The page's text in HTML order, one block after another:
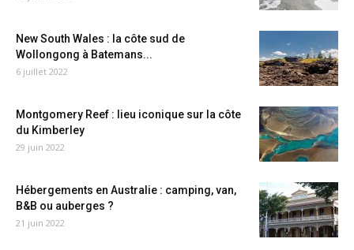
New South Wales : la côte sud de
Wollongong à Batemans...
6 juillet 2022
Montgomery Reef : lieu iconique sur la côte
du Kimberley
29 juin 2022
Hébergements en Australie : camping, van,
B&B ou auberges ?
21 juin 2022